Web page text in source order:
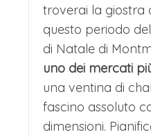
troverai la giostra
questo periodo
di Natale di
uno dei mercati
una ventina di
fascino assoluto
dimensioni.